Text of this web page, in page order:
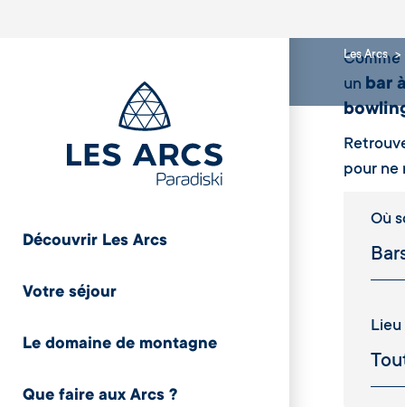
Découvrir Les Arcs
Votre séjour
Le domaine de montagne
Que faire aux Arcs ?
Les Arcs
Comme
un bar
pour ne
Où
Lieu